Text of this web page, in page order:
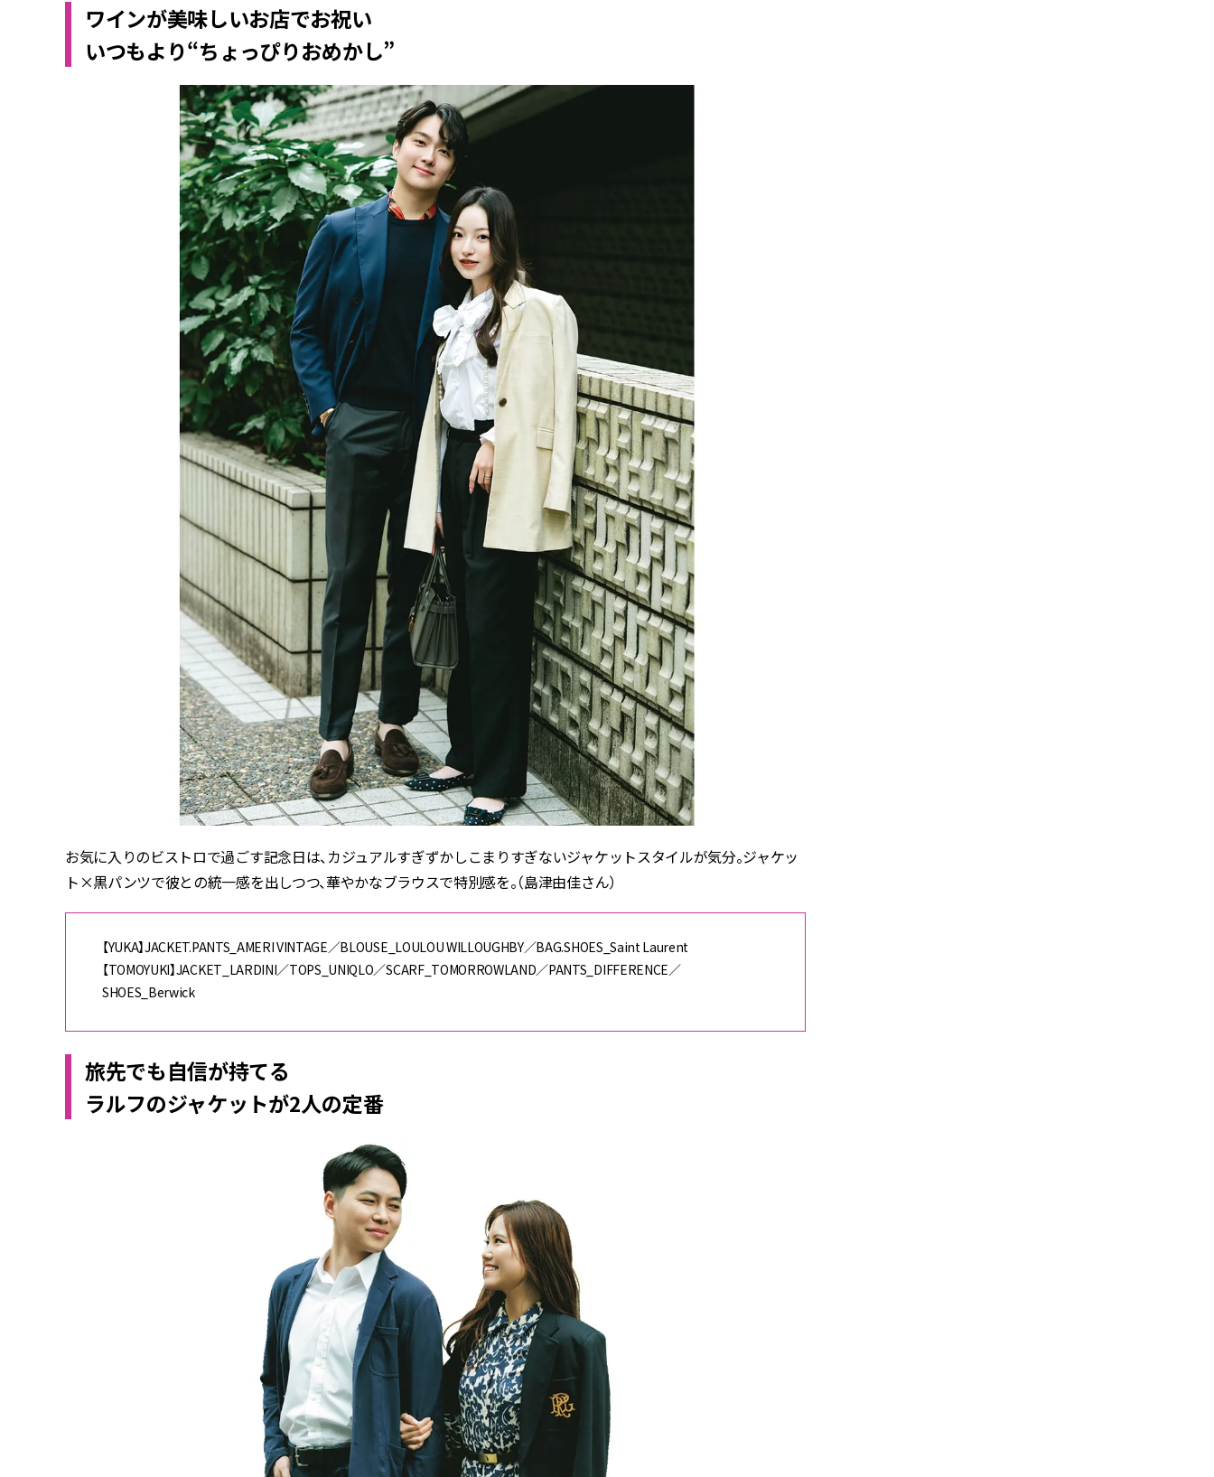
ワインが美味しいお店でお祝い
いつもより“ちょっぴりおめかし”
お気に入りのビストロで過ごす記念日は、カジュアルすぎずかしこまりすぎないジャケットスタイルが気分。ジャケッ
ト ×黒パンツで彼との統一感を出しつつ、華やかなブラウスで特別感を。（島津由佳さん）
【YUKA】JACKET.PANTS_AMERI VINTAGE／BLOUSE_LOULOU WILLOUGHBY／BAG.SHOES_Saint Laurent
【TOMOYUKI】JACKET_LARDINI／TOPS_UNIQLO／SCARF_TOMORROWLAND／PANTS_DIFFERENCE／
SHOES_Berwick
旅先でも自信が持てる
ラルフのジャケットが2人の定番